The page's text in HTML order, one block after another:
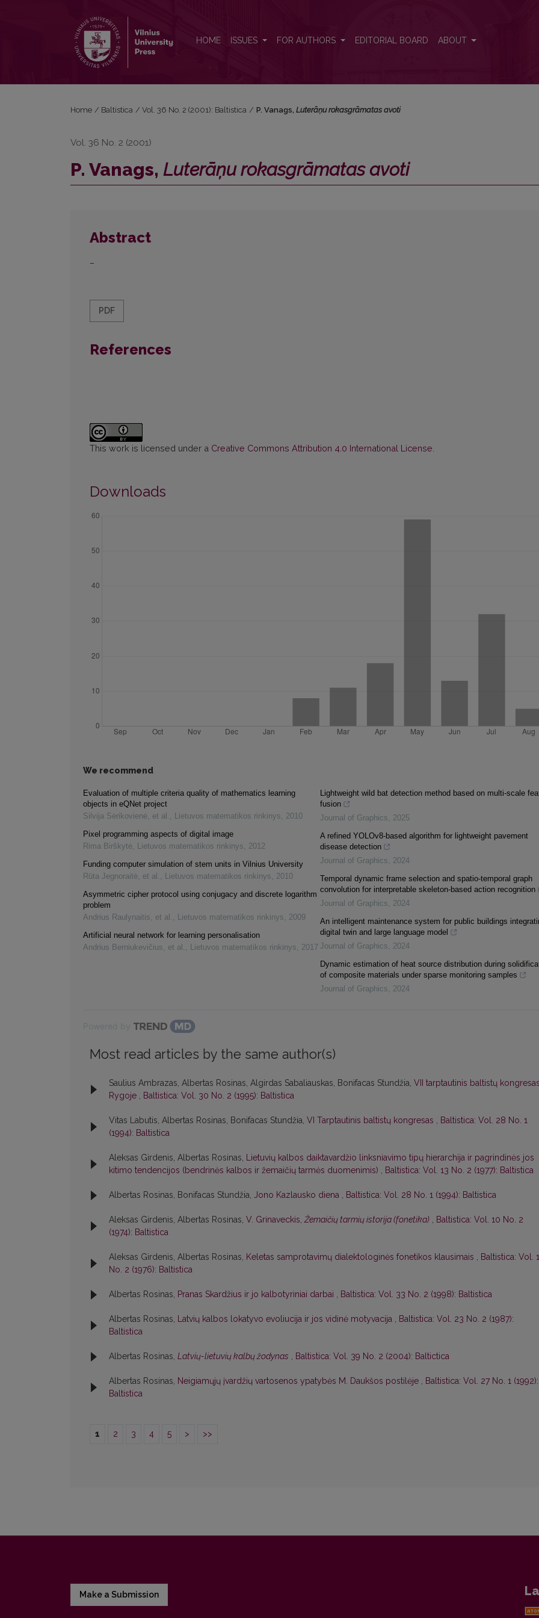
HOME ISSUES FOR AUTHORS EDITORIAL BOARD ABOUT
Home / Baltistica / Vol. 36 No. 2 (2001): Baltistica / P. Vanags, Luterāņu rokasgrāmatas avoti
Vol. 36 No. 2 (2001)
P. Vanags, Luterāņu rokasgrāmatas avoti
Abstract
–
PDF
References
This work is licensed under a Creative Commons Attribution 4.0 International License
Downloads
We recommend
Evaluation of multiple criteria quality of mathematics learning
objects in eQNet project
Silvija Sėrikovienė, et al. , Lietuvos matematikos rinkinys, 2010
Pixel programming aspects of digital image
Rima Birškytė, Lietuvos matematikos rinkinys, 2012
Funding computer simulation of stem units in Vilnius University
Rūta Jegnoraitė, et al. , Lietuvos matematikos rinkinys, 2010
Asymmetric cipher protocol using conjugacy and discrete logarithm
problem
Andrius Raulynaitis, et al. , Lietuvos matematikos rinkinys, 2009
Artificial neural network for learning personalisation
Andrius Berniukevičius, et al. , Lietuvos matematikos rinkinys, 2017
Lightweight wild bat detection method based on multi-scale
fusion
Journal of Graphics, 2025
A refined YOLOv8-based algorithm for lightweight pavement
disease detection
Journal of Graphics, 2024
Temporal dynamic frame selection and spatio-temporal graph
convolution for interpretable skeleton-based action recognition
Journal of Graphics, 2024
An intelligent maintenance system for public buildings
digital twin and large language model
Journal of Graphics, 2024
Dynamic estimation of heat source distribution during
of composite materials under sparse monitoring samples
Journal of Graphics, 2024
Most read articles by the same author(s)
Saulius Ambrazas, Albertas Rosinas, Algirdas Sabaliauskas, Bonifacas Stundžia, VII tarptautinis baltistų
Rygoje , Baltistica: Vol. 30 No. 2 (1995): Baltistica
Vitas Labutis, Albertas Rosinas, Bonifacas Stundžia, VI Tarptautinis baltistų kongresas , Baltistica: Vol. 28 No. 1
(1994): Baltistica
Aleksas Girdenis, Albertas Rosinas, Lietuvių kalbos daiktavardžio linksniavimo tipų hierarchija ir pagrindinės jos
kitimo tendencijos (bendrinės kalbos ir žemaičių tarmės duomenimis) , Baltistica: Vol. 13 No. 2 (1977): Baltistica
Albertas Rosinas, Bonifacas Stundžia, Jono Kazlausko diena , Baltistica: Vol. 28 No. 1 (1994): Baltistica
Aleksas Girdenis, Albertas Rosinas, V. Grinaveckis,Žemaičių tarmių istorija (fonetika) , Baltistica: Vol. 10 No. 2
(1974): Baltistica
Aleksas Girdenis, Albertas Rosinas, Keletas samprotavimų dialektologinės fonetikos klausimais , Baltistica: Vol.
No. 2 (1976): Baltistica
Albertas Rosinas, Pranas Skardžius ir jo kalbotyriniai darbai , Baltistica: Vol. 33 No. 2 (1998): Baltistica
Albertas Rosinas, Latvių kalbos lokatyvo evoliucija ir jos vidinė motyvacija , Baltistica: Vol. 23 No. 2 (1987):
Baltistica
Albertas Rosinas, Latvių-lietuvių kalbų žodynas , Baltistica: Vol. 39 No. 2 (2004): Baltictica
Albertas Rosinas, Neigiamųjų įvardžių vartosenos ypatybės M. Daukšos postilėje , Baltistica: Vol. 27 No. 1 (1992):
Baltistica
1 2 3 4 5 > >>
Make a Submission